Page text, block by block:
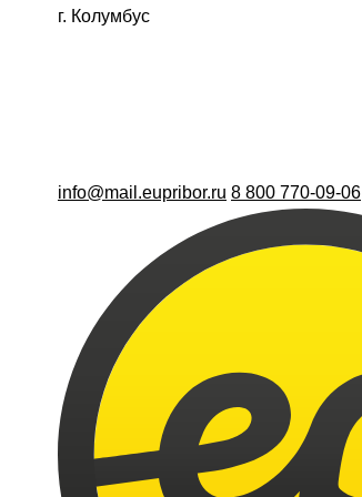
г. Колумбус
info@mail.eupribor.ru 8 800 770-09-06